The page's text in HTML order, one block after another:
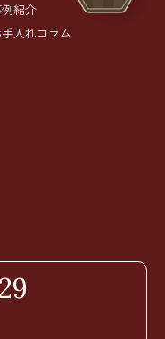
紹介
入れコラム